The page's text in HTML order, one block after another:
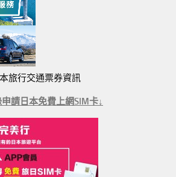
本旅行交通票券資訊
申請日本免費上網SIM卡↓